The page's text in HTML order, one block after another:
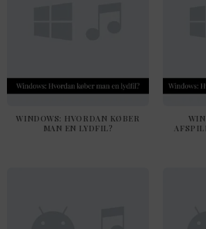
WINDOWS: HVORDAN KØBER
MAN EN LYDFIL?